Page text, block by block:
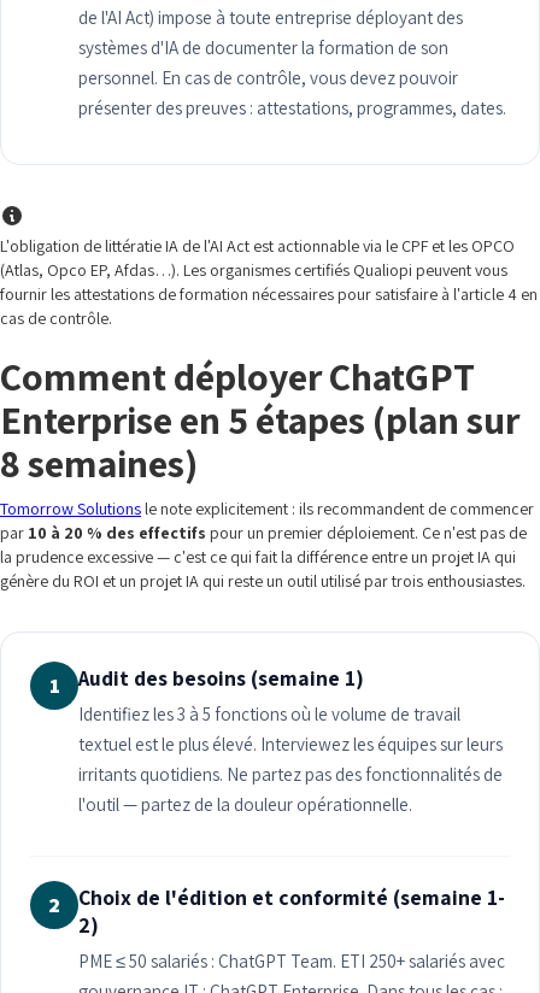
de l'AI Act) impose à toute entreprise déployant des
systèmes d'IA de documenter la formation de son
personnel. En cas de contrôle, vous devez pouvoir
présenter des preuves : attestations, programmes, dates.
L'obligation de littératie IA de l'AI Act est actionnable via le CPF et les OPCO
(Atlas, Opco EP, Afdas…). Les organismes certifiés Qualiopi peuvent vous
fournir les attestations de formation nécessaires pour satisfaire à l'article 4 en
cas de contrôle.
Comment déployer ChatGPT
Enterprise en 5 étapes (plan sur
8 semaines)
Tomorrow Solutions le note explicitement : ils recommandent de commencer
par 10 à 20 % des effectifs pour un premier déploiement. Ce n'est pas de
la prudence excessive — c'est ce qui fait la différence entre un projet IA qui
génère du ROI et un projet IA qui reste un outil utilisé par trois enthousiastes.
1 Audit des besoins (semaine 1)
Identifiez les 3 à 5 fonctions où le volume de travail
textuel est le plus élevé. Interviewez les équipes sur leurs
irritants quotidiens. Ne partez pas des fonctionnalités de
l'outil — partez de la douleur opérationnelle.
2
Choix de l'édition et conformité (semaine 1-
2)
PME ≤ 50 salariés : ChatGPT Team. ETI 250+ salariés avec